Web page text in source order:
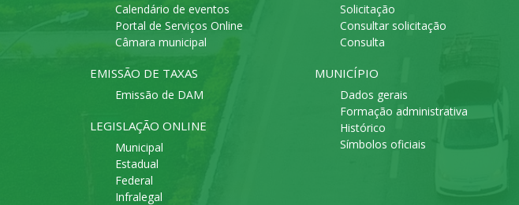
Calendário de eventos
Portal de Serviços Online
Câmara municipal
EMISSÃO DE TAXAS
Emissão de DAM
LEGISLAÇÃO ONLINE
Municipal
Estadual
Federal
Infralegal
Solicitação
Consultar solicitação
Consulta
MUNICÍPIO
Dados gerais
Formação administrativa
Histórico
Símbolos oficiais